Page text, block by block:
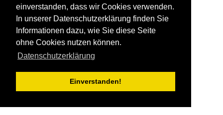
einverstanden, dass wir Cookies verwenden.
In unserer Datenschutzerklärung finden Sie
Informationen dazu, wie Sie diese Seite
ohne Cookies nutzen können.
Datenschutzerklärung
Einverstanden!